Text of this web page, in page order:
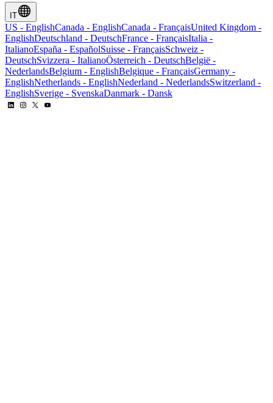
IT
US - EnglishCanada - EnglishCanada - FrançaisUnited Kingdom -
EnglishDeutschland - DeutschFrance - FrançaisItalia -
ItalianoEspaña - EspañolSuisse - FrançaisSchweiz -
DeutschSvizzera - ItalianoÖsterreich - DeutschBelgië -
NederlandsBelgium - EnglishBelgique - FrançaisGermany -
EnglishNetherlands - EnglishNederland - NederlandsSwitzerland -
EnglishSverige - SvenskaDanmark - Dansk